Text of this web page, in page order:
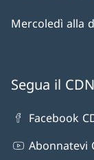
Mercoledì alla
Segua il CDN
Facebook
Abonnatevi